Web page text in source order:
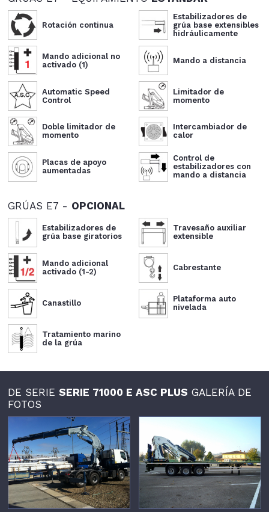
Rotación continua
Estabilizadores de
grúa base extensibles
hidráulicamente
Mando adicional no
activado (1)
Mando a distancia
Automatic Speed
Control
Limitador de
momento
Doble limitador de
momento
Intercambiador de
calor
Placas de apoyo
aumentadas
Control de
estabilizadores con
mando a distancia
GRÚAS E7 - OPCIONAL
Estabilizadores de
grúa base giratorios
Travesaño auxiliar
extensible
Mando adicional
activado (1-2)
Cabrestante
Canastillo
Plataforma auto
nivelada
Tratamiento marino
de la grúa
DE SERIESERIE 71000 E ASC PLUS GALERÍA DE
FOTOS